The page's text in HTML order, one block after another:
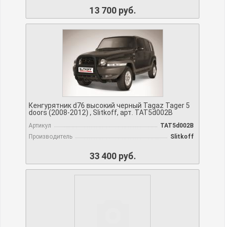
13 700 руб.
Кенгурятник d76 высокий черный Tagaz Tager 5
doors (2008-2012) , Slitkoff, арт. TAT5d002B
Артикул
TAT5d002B
Производитель
Slitkoff
33 400 руб.